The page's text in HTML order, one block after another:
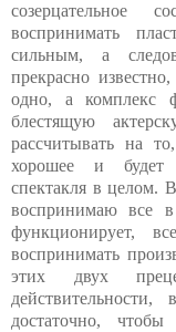
созерцательное
воспринимать
сильным, а
прекрасно
одно, а комплекс
блестящую
рассчитывать на
хорошее и будет
спектакля в целом.
воспринимаю все
функционирует,
воспринимать
этих двух
достаточно,